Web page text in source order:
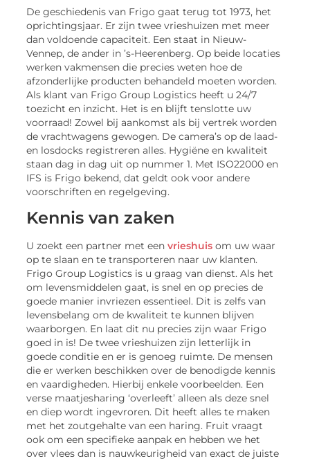
De geschiedenis van Frigo gaat terug tot 1973, het
oprichtingsjaar. Er zijn twee vrieshuizen met meer
dan voldoende capaciteit. Een staat in Nieuw-
Vennep, de ander in ’s-Heerenberg. Op beide locaties
werken vakmensen die precies weten hoe de
afzonderlijke producten behandeld moeten worden.
Als klant van Frigo Group Logistics heeft u 24/7
toezicht en inzicht. Het is en blijft tenslotte uw
voorraad! Zowel bij aankomst als bij vertrek worden
de vrachtwagens gewogen. De camera’s op de laad-
en losdocks registreren alles. Hygiëne en kwaliteit
staan dag in dag uit op nummer 1. Met ISO22000 en
IFS is Frigo bekend, dat geldt ook voor andere
voorschriften en regelgeving.
Kennis van zaken
U zoekt een partner met eenvrieshuisom uw waar
op te slaan en te transporteren naar uw klanten.
Frigo Group Logistics is u graag van dienst. Als het
om levensmiddelen gaat, is snel en op precies de
goede manier invriezen essentieel. Dit is zelfs van
levensbelang om de kwaliteit te kunnen blijven
waarborgen. En laat dit nu precies zijn waar Frigo
goed in is! De twee vrieshuizen zijn letterlijk in
goede conditie en er is genoeg ruimte. De mensen
die er werken beschikken over de benodigde kennis
en vaardigheden. Hierbij enkele voorbeelden. Een
verse maatjesharing ‘overleeft’ alleen als deze snel
en diep wordt ingevroren. Dit heeft alles te maken
met het zoutgehalte van een haring. Fruit vraagt
ook om een specifieke aanpak en hebben we het
over vlees dan is nauwkeurigheid van exact de juiste